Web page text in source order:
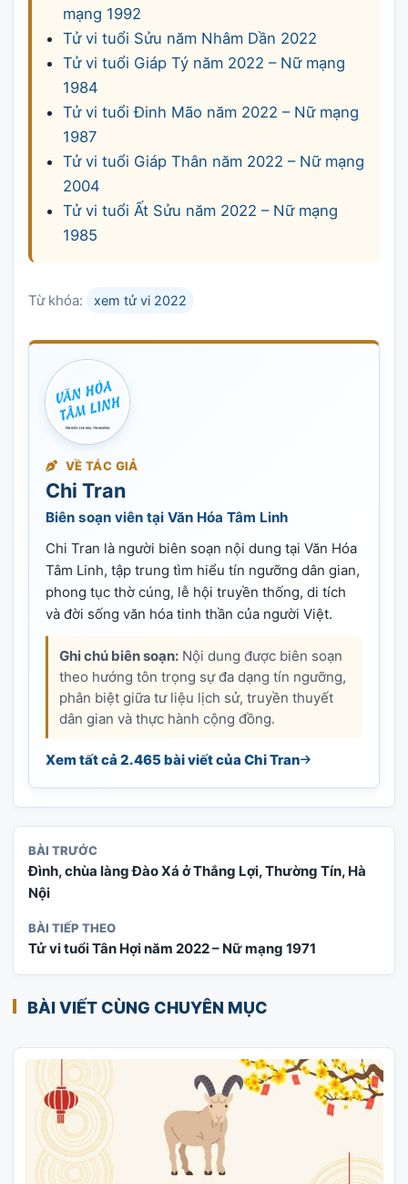
mạng 1992
Tử vi tuổi Sửu năm Nhâm Dần 2022
Tử vi tuổi Giáp Tý năm 2022 – Nữ mạng
1984
Tử vi tuổi Đinh Mão năm 2022 – Nữ mạng
1987
Tử vi tuổi Giáp Thân năm 2022 – Nữ mạng
2004
Tử vi tuổi Ất Sửu năm 2022 – Nữ mạng
1985
Từ khóa: xem tử vi 2022
VỀ TÁC GIẢ
Chi Tran
Biên soạn viên tại Văn Hóa Tâm Linh
Chi Tran là người biên soạn nội dung tại Văn Hóa
Tâm Linh, tập trung tìm hiểu tín ngưỡng dân gian,
phong tục thờ cúng, lễ hội truyền thống, di tích
và đời sống văn hóa tinh thần của người Việt.
Ghi chú biên soạn: Nội dung được biên soạn
theo hướng tôn trọng sự đa dạng tín ngưỡng,
phân biệt giữa tư liệu lịch sử, truyền thuyết
dân gian và thực hành cộng đồng.
Xem tất cả 2.465 bài viết của Chi Tran
BÀI TRƯỚC
Đình, chùa làng Đào Xá ở Thắng Lợi, Thường Tín, Hà
Nội
BÀI TIẾP THEO
Tử vi tuổi Tân Hợi năm 2022 – Nữ mạng 1971
BÀI VIẾT CÙNG CHUYÊN MỤC